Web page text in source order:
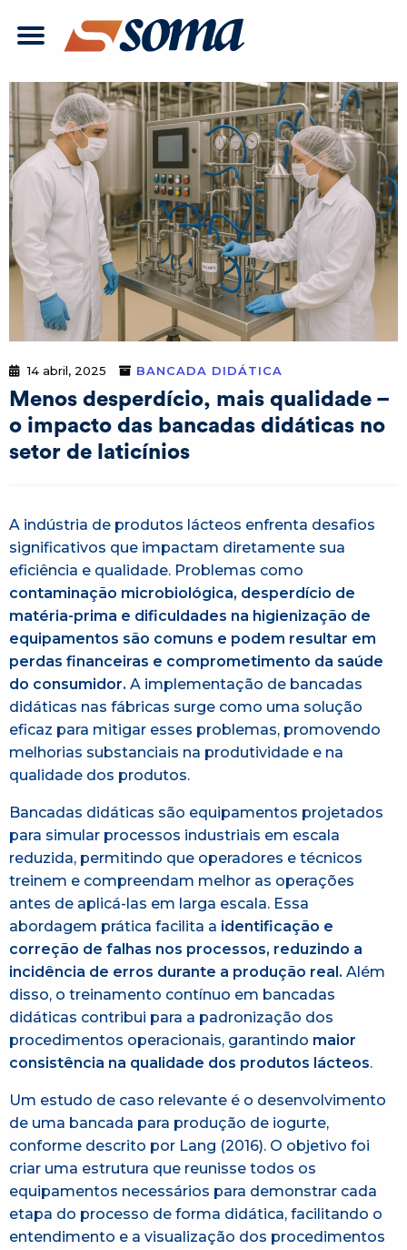
14 abril, 2025 BANCADA DIDÁTICA
Menos desperdício, mais qualidade –
o impacto das bancadas didáticas no
setor de laticínios
A indústria de produtos lácteos enfrenta desafios
significativos que impactam diretamente sua
eficiência e qualidade. Problemas como
contaminação microbiológica, desperdício de
matéria-prima e dificuldades na higienização de
equipamentos são comuns e podem resultar em
perdas financeiras e comprometimento da saúde
do consumidor. A implementação de bancadas
didáticas nas fábricas surge como uma solução
eficaz para mitigar esses problemas, promovendo
melhorias substanciais na produtividade e na
qualidade dos produtos.​
Bancadas didáticas são equipamentos projetados
para simular processos industriais em escala
reduzida, permitindo que operadores e técnicos
treinem e compreendam melhor as operações
antes de aplicá-las em larga escala. Essa
abordagem prática facilita a identificação e
correção de falhas nos processos, reduzindo a
incidência de erros durante a produção real. Além
disso, o treinamento contínuo em bancadas
didáticas contribui para a padronização dos
procedimentos operacionais, garantindo maior
consistência na qualidade dos produtos lácteos.​
Um estudo de caso relevante é o desenvolvimento
de uma bancada para produção de iogurte,
conforme descrito por Lang (2016). O objetivo foi
criar uma estrutura que reunisse todos os
equipamentos necessários para demonstrar cada
etapa do processo de forma didática, facilitando o
entendimento e a visualização dos procedimentos